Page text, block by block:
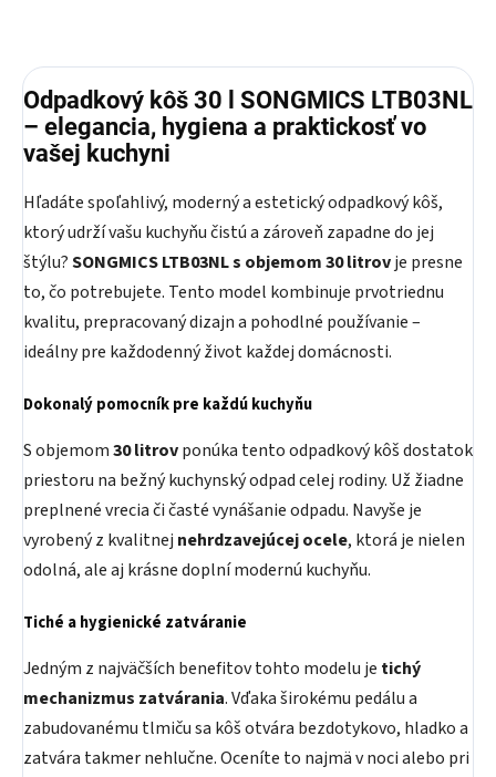
Odpadkový kôš 30 l SONGMICS LTB03NL
– elegancia, hygiena a praktickosť vo
vašej kuchyni
Hľadáte spoľahlivý, moderný a estetický odpadkový kôš,
ktorý udrží vašu kuchyňu čistú a zároveň zapadne do jej
štýlu?SONGMICS LTB03NL s objemom 30 litrovje presne
to, čo potrebujete. Tento model kombinuje prvotriednu
kvalitu, prepracovaný dizajn a pohodlné používanie –
ideálny pre každodenný život každej domácnosti.
Dokonalý pomocník pre každú kuchyňu
S objemom30 litrovponúka tento odpadkový kôš dostatok
priestoru na bežný kuchynský odpad celej rodiny. Už žiadne
preplnené vrecia či časté vynášanie odpadu. Navyše je
vyrobený z kvalitnej nehrdzavejúcej ocele, ktorá je nielen
odolná, ale aj krásne doplní modernú kuchyňu.
Tiché a hygienické zatváranie
Jedným z najväčších benefitov tohto modelu je tichý
mechanizmus zatvárania. Vďaka širokému pedálu a
zabudovanému tlmiču sa kôš otvára bezdotykovo, hladko a
zatvára takmer nehlučne. Oceníte to najmä v noci alebo pri